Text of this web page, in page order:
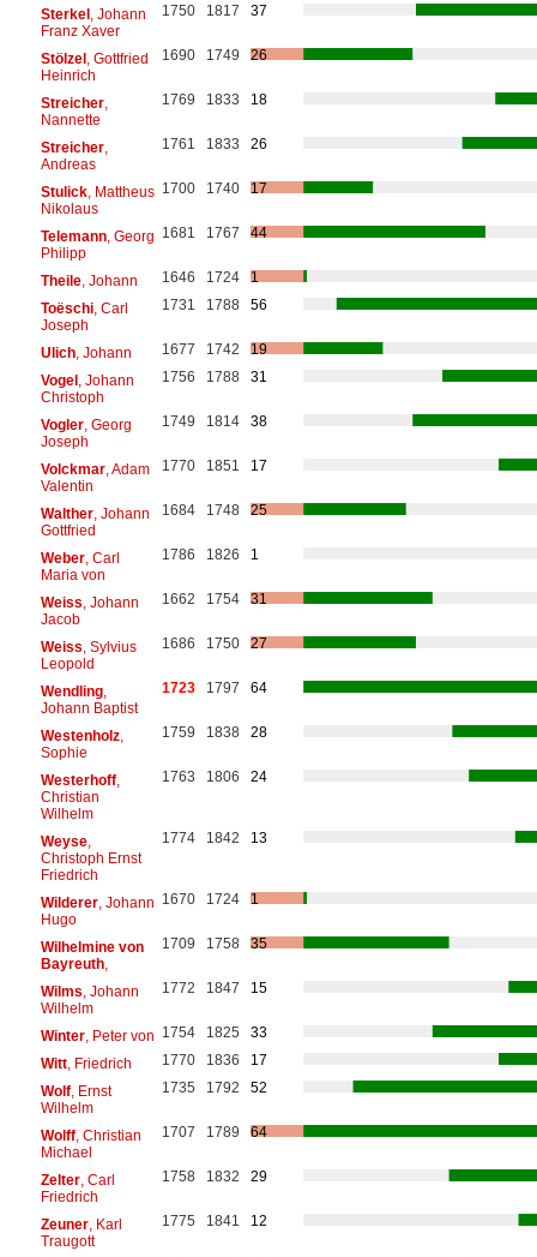
Sterkel, Johann
Franz Xaver
1750 1817 37
Stölzel, Gottfried
Heinrich
1690 1749 26
Streicher,
Nannette
1769 1833 18
Streicher,
Andreas
1761 1833 26
Stulick, Mattheus
Nikolaus
1700 1740 17
Telemann, Georg
Philipp
1681 1767 44
Theile, Johann 1646 1724
1
Toëschi, Carl
Joseph
1731 1788 56
Ulich, Johann 1677 1742
19
Vogel, Johann
Christoph
1756 1788 31
Vogler, Georg
Joseph
1749 1814 38
Volckmar, Adam
Valentin
1770 1851 17
Walther, Johann
Gottfried
1684 1748 25
Weber, Carl
Maria von
1786 1826 1
Weiss , Johann
Jacob
1662 1754 31
Weiss , Sylvius
Leopold
1686 1750 27
Wendling,
Johann Baptist
1723 1797 64
Westenholz,
Sophie
1759 1838 28
Westerhoff,
Christian
Wilhelm
1763 1806 24
Weyse,
Christoph Ernst
Friedrich
1774 1842 13
Wilderer, Johann
Hugo
1670 1724 1
Wilhelmine von
Bayreuth,
1709 1758 35
Wilms , Johann
Wilhelm
1772 1847 15
Winter, Peter von 1754 1825
33
Witt, Friedrich 1770 1836
17
Wolf, Ernst
Wilhelm
1735 1792 52
Wolff, Christian
Michael
1707 1789 64
Zelter, Carl
Friedrich
1758 1832 29
Zeuner, Karl
Traugott
1775 1841 12